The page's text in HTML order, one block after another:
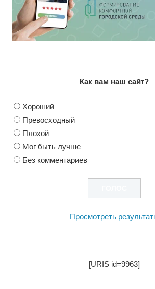
Как вам наш сайт?
Хороший
Превосходный
Плохой
Мог быть лучше
Без комментариев
Просмотреть
[URIS id=9963]